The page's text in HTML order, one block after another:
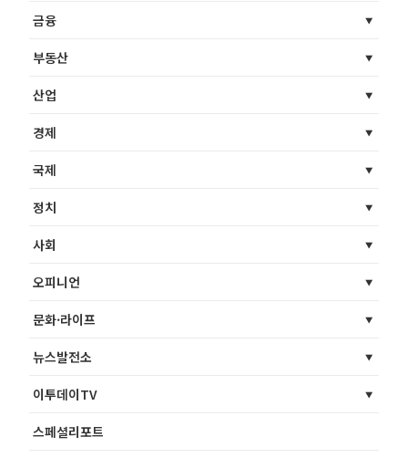
금융
부동산
산업
경제
국제
정치
사회
오피니언
문화·라이프
뉴스발전소
이투데이TV
스페셜리포트